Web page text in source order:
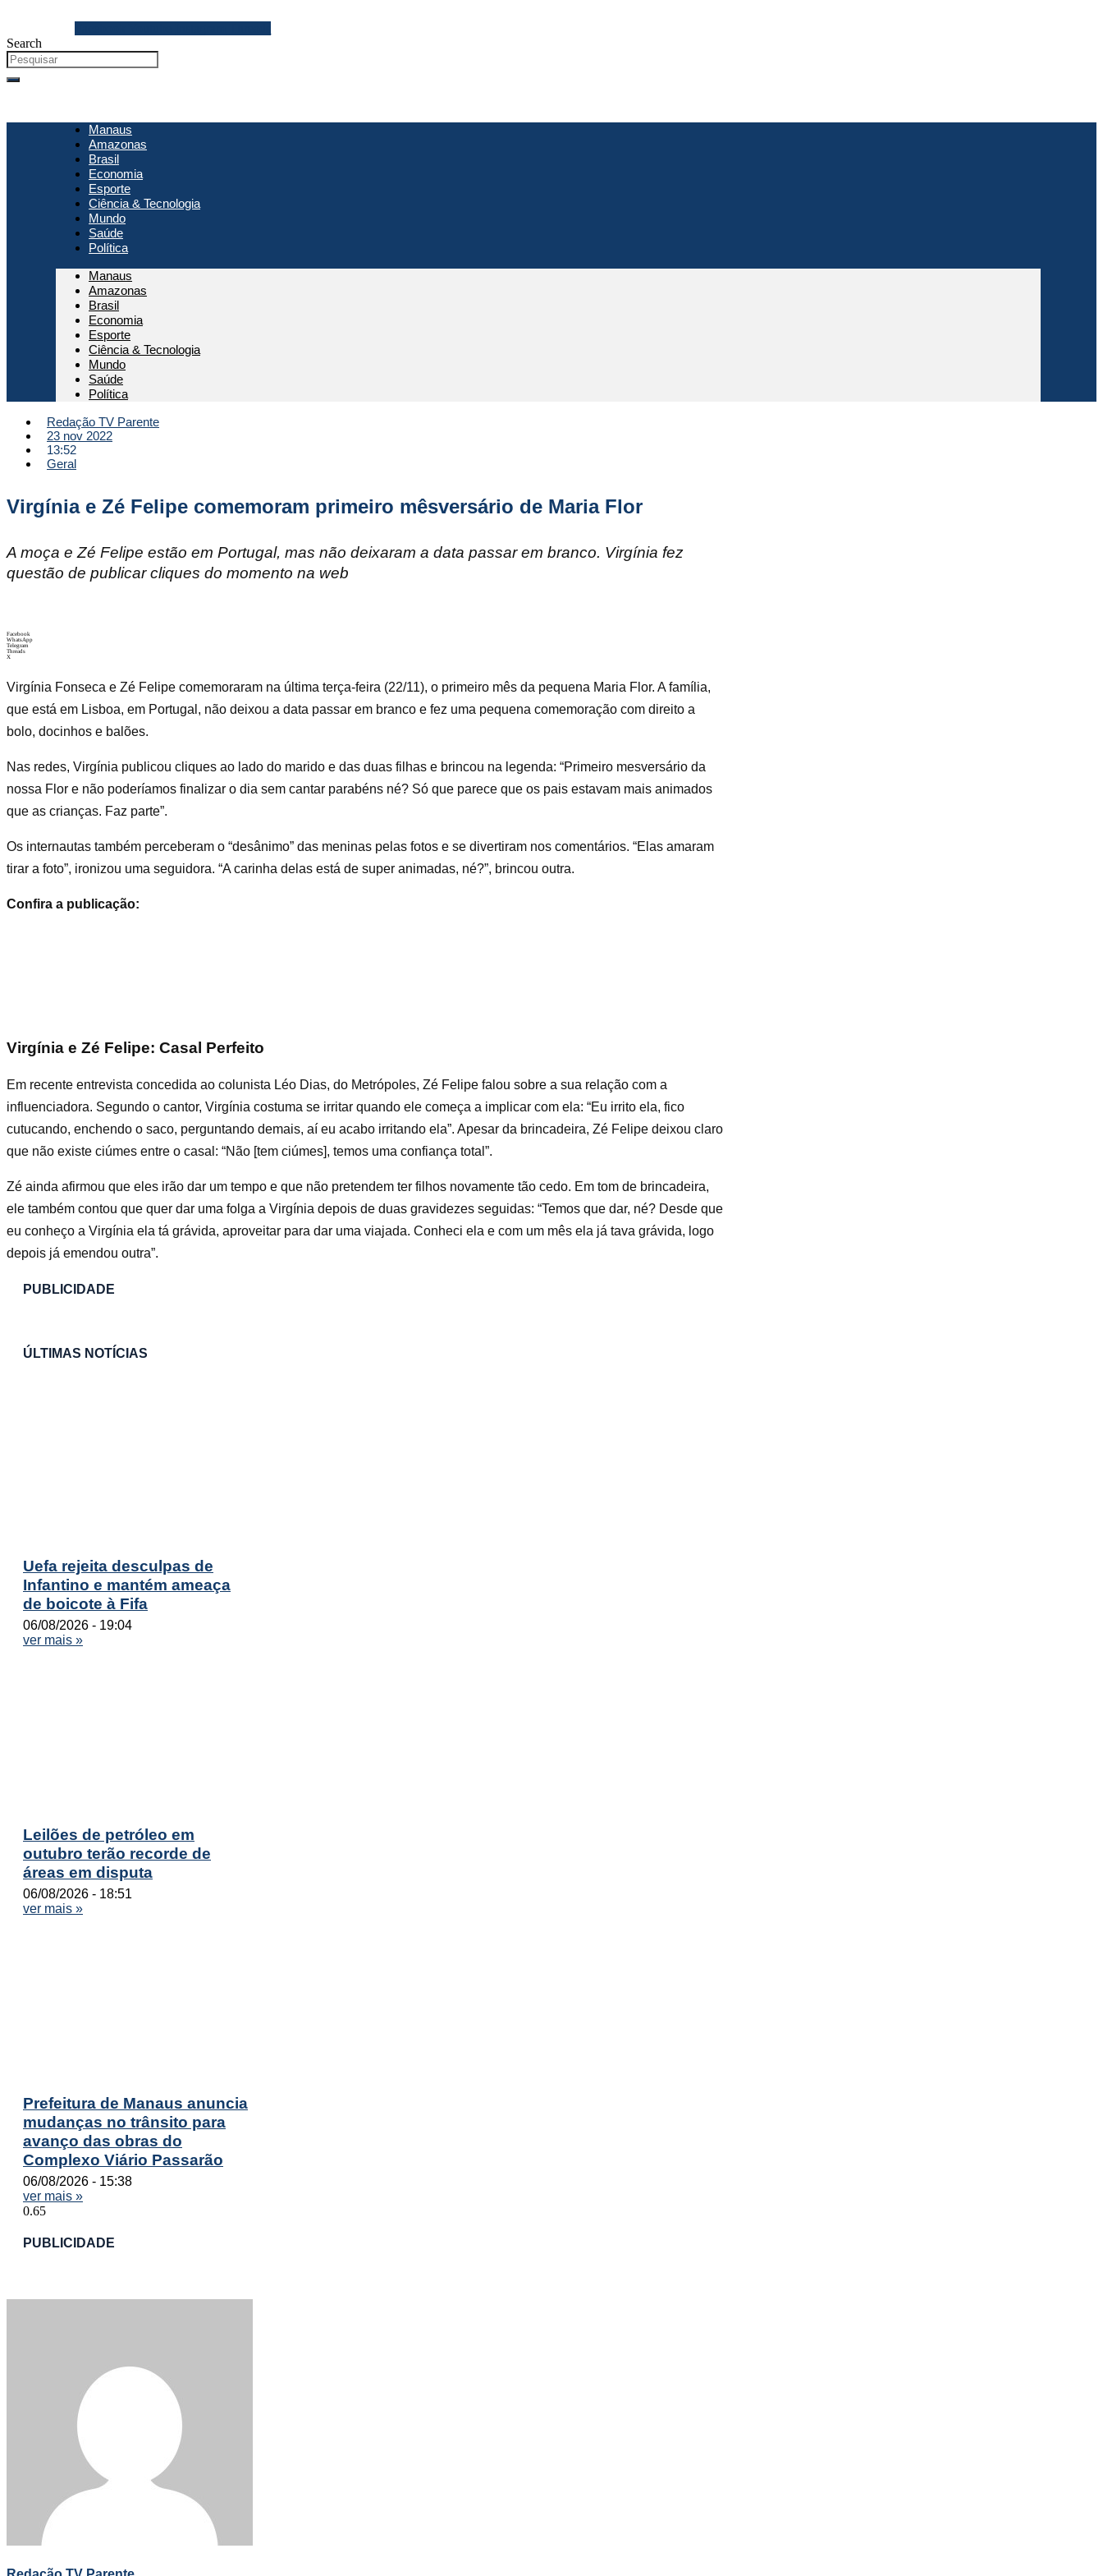
o
conteúdo
Search
Manaus
Amazonas
Brasil
Economia
Esporte
Ciência & Tecnologia
Mundo
Saúde
Política
Manaus
Amazonas
Brasil
Economia
Esporte
Ciência & Tecnologia
Mundo
Saúde
Política
Redação TV Parente
23 nov 2022
13:52
Geral
Virgínia e Zé Felipe comemoram primeiro mêsversário de Maria Flor
A moça e Zé Felipe estão em Portugal, mas não deixaram a data passar em branco. Virgínia fez
questão de publicar cliques do momento na web
Facebook
WhatsApp
Telegram
Threads
X
Virgínia Fonseca e Zé Felipe comemoraram na última terça-feira (22/11), o primeiro mês da pequena Maria Flor. A família,
que está em Lisboa, em Portugal, não deixou a data passar em branco e fez uma pequena comemoração com direito a
bolo, docinhos e balões.
Nas redes, Virgínia publicou cliques ao lado do marido e das duas filhas e brincou na legenda: “Primeiro mesversário da
nossa Flor e não poderíamos finalizar o dia sem cantar parabéns né? Só que parece que os pais estavam mais animados
que as crianças. Faz parte”.
Os internautas também perceberam o “desânimo” das meninas pelas fotos e se divertiram nos comentários. “Elas amaram
tirar a foto”, ironizou uma seguidora. “A carinha delas está de super animadas, né?”, brincou outra.
Confira a publicação:
Virgínia e Zé Felipe: Casal Perfeito
Em recente entrevista concedida ao colunista Léo Dias, do Metrópoles, Zé Felipe falou sobre a sua relação com a
influenciadora. Segundo o cantor, Virgínia costuma se irritar quando ele começa a implicar com ela: “Eu irrito ela, fico
cutucando, enchendo o saco, perguntando demais, aí eu acabo irritando ela”. Apesar da brincadeira, Zé Felipe deixou claro
que não existe ciúmes entre o casal: “Não [tem ciúmes], temos uma confiança total”.
Zé ainda afirmou que eles irão dar um tempo e que não pretendem ter filhos novamente tão cedo. Em tom de brincadeira,
ele também contou que quer dar uma folga a Virgínia depois de duas gravidezes seguidas: “Temos que dar, né? Desde que
eu conheço a Virgínia ela tá grávida, aproveitar para dar uma viajada. Conheci ela e com um mês ela já tava grávida, logo
depois já emendou outra”.
PUBLICIDADE
ÚLTIMAS NOTÍCIAS
Uefa rejeita desculpas de
Infantino e mantém ameaça
de boicote à Fifa
06/08/2026
19:04
ver mais »
Leilões de petróleo em
outubro terão recorde de
áreas em disputa
06/08/2026
18:51
ver mais »
Prefeitura de Manaus anuncia
mudanças no trânsito para
avanço das obras do
Complexo Viário Passarão
06/08/2026
15:38
ver mais »
PUBLICIDADE